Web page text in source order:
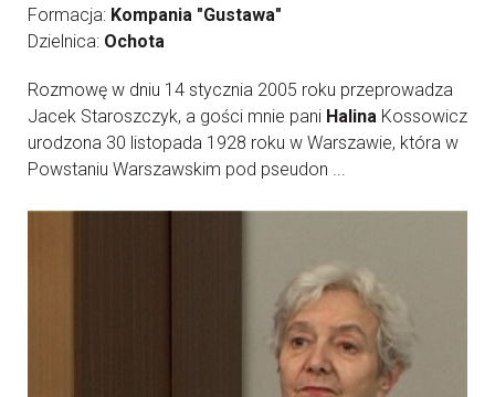
Formacja: Kompania "Gustawa"
Dzielnica: Ochota
Rozmowę w dniu 14 stycznia 2005 roku przeprowadza
Jacek Staroszczyk, a gości mnie pani Halina Kossowicz
urodzona 30 listopada 1928 roku w Warszawie, która w
Powstaniu Warszawskim pod pseudon ...